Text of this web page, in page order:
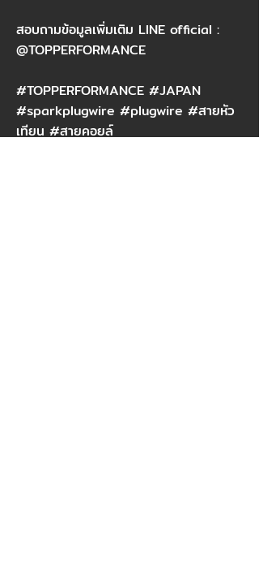
สอบถามข้อมูลเพิ่มเติม LINE official :
@TOPPERFORMANCE
#TOPPERFORMANCE #JAPAN
#sparkplugwire #plugwire #สายหัว
เทียน #สายคอยล์